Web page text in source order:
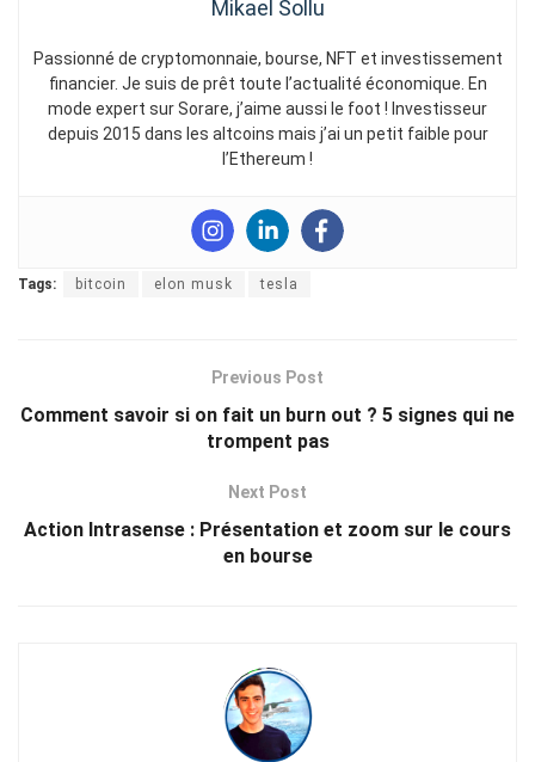
Mikael Sollu
Passionné de cryptomonnaie, bourse, NFT et investissement
financier. Je suis de prêt toute l’actualité économique. En
mode expert sur Sorare, j’aime aussi le foot ! Investisseur
depuis 2015 dans les altcoins mais j’ai un petit faible pour
l’Ethereum !
Tags: bitcoin elon musk tesla
Previous Post
Comment savoir si on fait un burn out ? 5 signes qui ne
trompent pas
Next Post
Action Intrasense : Présentation et zoom sur le cours
en bourse